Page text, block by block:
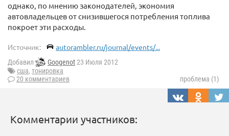
однако, по мнению законодателей, экономия
автовладельцев от снизившегося потребления топлива
покроет эти расходы.
Источник: autorambler.ru/journal/events/...
Добавил Googenot23 Июля 2012
сша, тонировка
20 комментариев
проблема (1)
Комментарии участников: